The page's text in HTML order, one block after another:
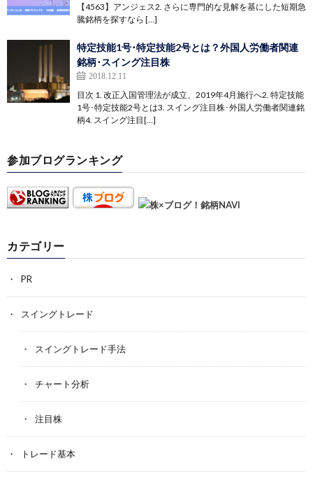
【4563】アンジェス2. さらに専門的な見解を基にした短期急
騰銘柄を探すなら […]
特定技能1号･特定技能2号とは？外国人労働者関連
銘柄･スイング注目株
2018.12.11
目次 1. 改正入国管理法が成立、2019年4月施行へ2. 特定技能
1号･特定技能2号とは3. スイング注目株･外国人労働者関連銘
柄4. スイング注目[…]
参加ブログランキング
カテゴリー
PR
スイングトレード
スイングトレード手法
チャート分析
注目株
トレード基本